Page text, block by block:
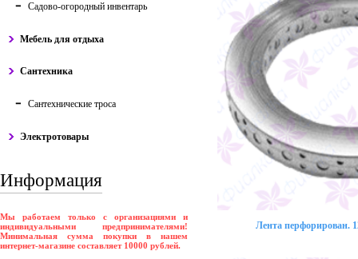
Садово-огородный инвентарь
Мебель для отдыха
Сантехника
Сантехнические троса
Электротовары
Информация
Мы работаем только с организациями и
индивидуальными предпринимателями!
Минимальная сумма покупки в нашем
интернет-магазине составляет 10000 рублей.
Лента перфорирован.